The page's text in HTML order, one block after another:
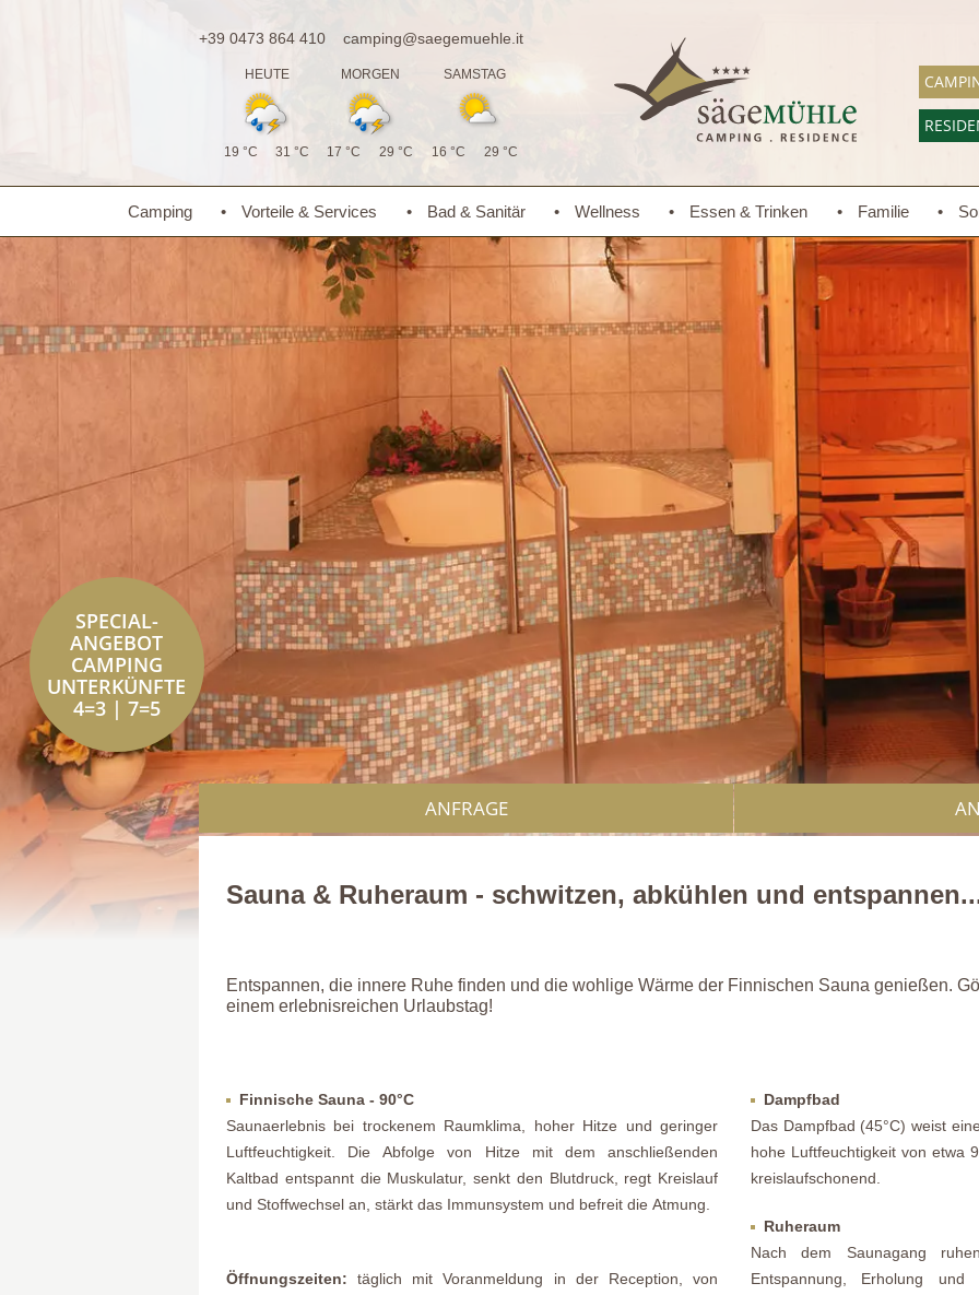
+39 0473 864 410 camping@saegemuehle.it
HEUTE MORGEN SAMSTAG
19 °C 31 °C 17 °C 29 °C 16 °C 29 °C
Camping Vorteile & Services Bad & Sanitär Wellness Essen & Trinken Familie
SPECIAL-
ANGEBOT
CAMPING
UNTERKÜNFTE
4=3 | 7=5
ANFRAGE
Sauna & Ruheraum - schwitzen, abkühlen und
Entspannen, die innere Ruhe finden und die wohlige Wärme der Finnischen Sauna genießen.
einem erlebnisreichen Urlaubstag!
Finnische Sauna - 90°C
Saunaerlebnis bei trockenem Raumklima, hoher Hitze und geringer
Luftfeuchtigkeit. Die Abfolge von Hitze mit dem anschließenden
Kaltbad entspannt die Muskulatur, senkt den Blutdruck, regt Kreislauf
und Stoffwechsel an, stärkt das Immunsystem und befreit die Atmung.
Öffnungszeiten: täglich mit Voranmeldung in der Reception, von
Dampfbad
Das Dampfbad (45°C) weist
hohe Luftfeuchtigkeit von etwa
kreislaufschonend.
Ruheraum
Nach dem Saunagang
Entspannung, Erholung